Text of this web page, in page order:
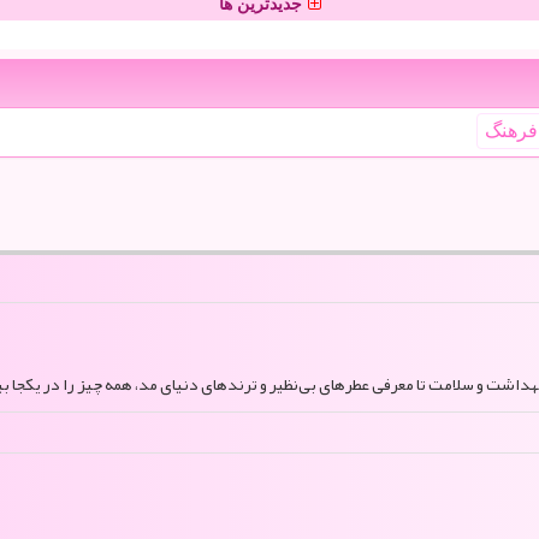
جدیدترین ها
فرهنگ
و سلامت تا معرفی عطرهای بی‌نظیر و ترندهای دنیای مد، همه چیز را در یکجا